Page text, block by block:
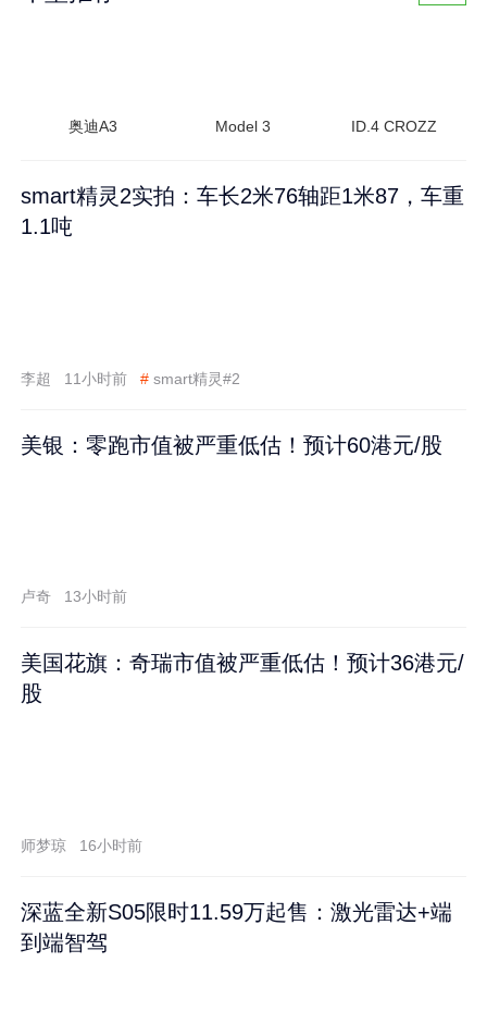
奥迪A3 Model 3 ID.4 CROZZ
smart精灵2实拍：车长2米76轴距1米87，车重
1.1吨
李超 11小时前 # smart精灵#2
美银：零跑市值被严重低估！预计60港元/股
卢奇 13小时前
美国花旗：奇瑞市值被严重低估！预计36港元/
股
师梦琼 16小时前
深蓝全新S05限时11.59万起售：激光雷达+端
到端智驾